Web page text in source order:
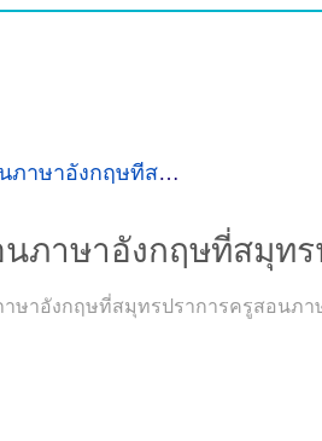
าษาอังกฤษที่สมุทรปราการ
ภาษาอังกฤษที่สมุทร
าษาอังกฤษที่สมุทรปราการครูสอนภ